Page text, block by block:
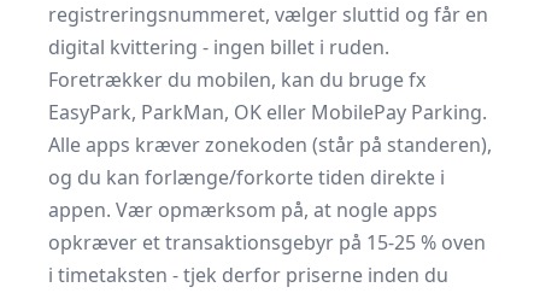
registreringsnummeret, vælger sluttid og får en
digital kvittering - ingen billet i ruden.
Foretrækker du mobilen, kan du bruge fx
EasyPark, ParkMan, OK eller MobilePay Parking.
Alle apps kræver zonekoden (står på standeren),
og du kan forlænge/forkorte tiden direkte i
appen. Vær opmærksom på, at nogle apps
opkræver et transaktionsgebyr på 15-25 % oven
i timetaksten - tjek derfor priserne inden du